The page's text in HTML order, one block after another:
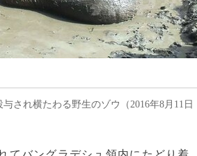
され横たわる野生のゾウ（2016年8月11日